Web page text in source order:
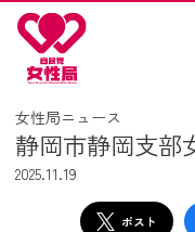
このページの本文へ移動
女性局ニュース
静岡市静岡支部
2025.11.19
ポスト